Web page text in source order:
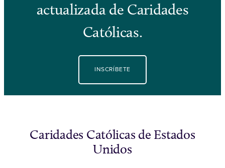
actualizada de Caridades
Católicas.
INSCRÍBETE
Caridades Católicas de Estados
Unidos